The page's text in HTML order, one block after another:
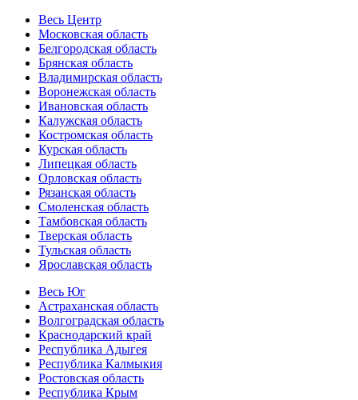
Весь Центр
Московская область
Белгородская область
Брянская область
Владимирская область
Воронежская область
Ивановская область
Калужская область
Костромская область
Курская область
Липецкая область
Орловская область
Рязанская область
Смоленская область
Тамбовская область
Тверская область
Тульская область
Ярославская область
Весь Юг
Астраханская область
Волгоградская область
Краснодарский край
Республика Адыгея
Республика Калмыкия
Ростовская область
Республика Крым